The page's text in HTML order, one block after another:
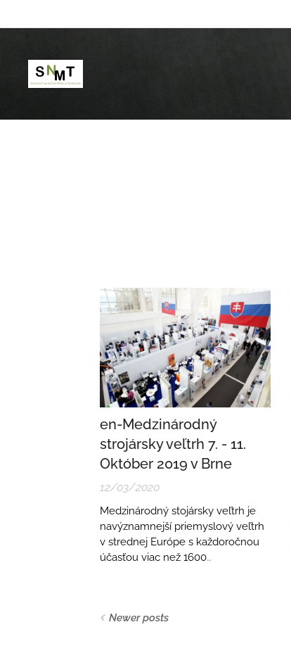
en-Medzinárodný
strojársky veľtrh 7. - 11.
Október 2019 v Brne
12/03/2020
Medzinárodný stojársky veľtrh je
navýznamnejší priemyslový veľtrh
v strednej Európe s každoročnou
účasťou viac než 1600
Newer posts